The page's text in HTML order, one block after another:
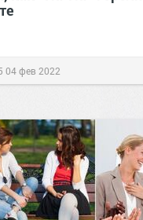
04 фев 2022